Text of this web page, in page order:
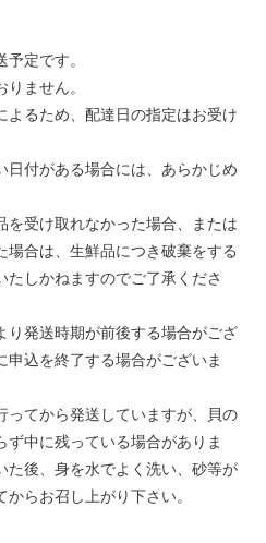
定です。
ません。
るため、配達日の指定はお受け
付がある場合には、あらかじめ
受け取れなかった場合、または
場合は、生鮮品につき破棄をする
しかねますのでご了承くださ
発送時期が前後する場合がござ
申込を終了する場合がございま
てから発送していますが、貝の
中に残っている場合がありま
た後、身を水でよく洗い、砂等が
らお召し上がり下さい。